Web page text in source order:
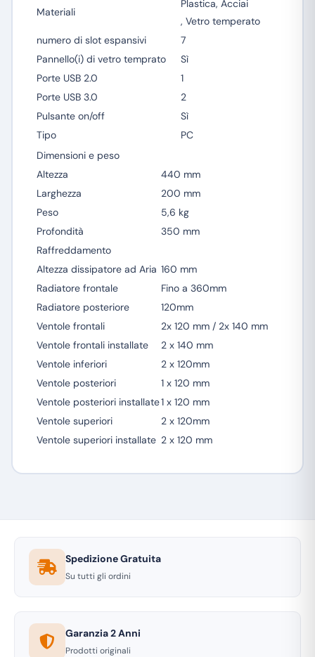
Materiali
Plastica, Acciai
, Vetro temperato
numero di slot espansivi
7
Pannello(i) di vetro temprato
Sì
Porte USB 2.0
1
Porte USB 3.0
2
Pulsante on/off
Sì
Tipo
PC
Dimensioni e peso
Altezza
440 mm
Larghezza
200 mm
Peso
5,6 kg
Profondità
350 mm
Raffreddamento
Altezza dissipatore ad Aria 160 mm
Radiatore frontale
Fino a 360mm
Radiatore posteriore
120mm
Ventole frontali
2x 120 mm / 2x 140 mm
Ventole frontali installate
2 x 140 mm
Ventole inferiori
2 x 120mm
Ventole posteriori
1 x 120 mm
Ventole posteriori installate1 x 120 mm
Ventole superiori
2 x 120mm
Ventole superiori installate 2 x 120 mm
Spedizione Gratuita
Su tutti gli ordini
Garanzia 2 Anni
Prodotti originali